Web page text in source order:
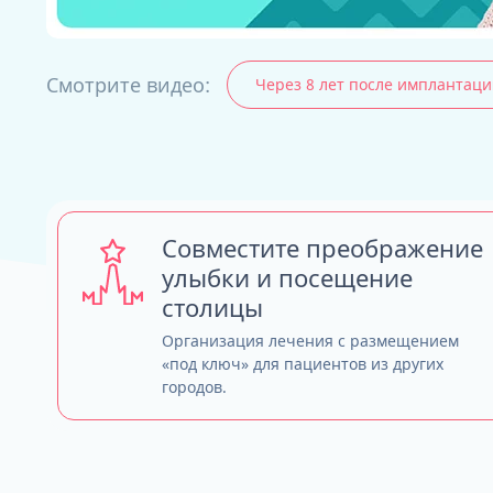
ALL-ON-4
Complex
Смотрите видео: Через 8 лет после
Совместите преображение
улыбки и посещение
столицы
Организация лечения с размещением
«под ключ» для пациентов из других
городов.